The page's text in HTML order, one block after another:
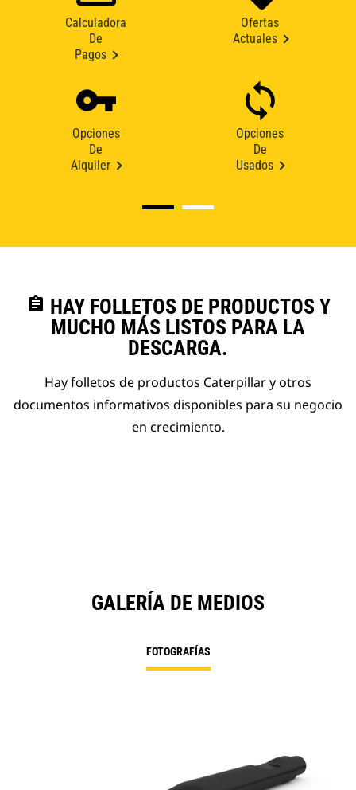
Calculadora
De
Pagos
Ofertas
Actuales
Opciones
De
Alquiler
Opciones
De
Usados
assignment HAY FOLLETOS DE PRODUCTOS Y
MUCHO MÁS LISTOS PARA LA
DESCARGA.
Hay folletos de productos Caterpillar y otros
documentos informativos disponibles para su negocio
en crecimiento.
GALERÍA DE MEDIOS
FOTOGRAFÍAS